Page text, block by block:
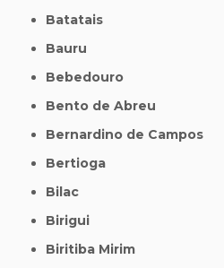
Batatais
Bauru
Bebedouro
Bento de Abreu
Bernardino de Campos
Bertioga
Bilac
Birigui
Biritiba Mirim